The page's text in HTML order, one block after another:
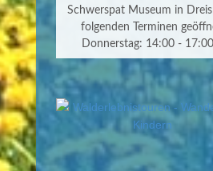
Schwerspat Museum in
folgenden Terminen
Donnerstag: 14:00 -